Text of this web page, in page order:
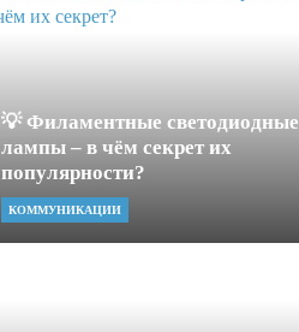
💡 Филаментные светодиодные
лампы – в чём секрет их
популярности?
КОММУНИКАЦИИ